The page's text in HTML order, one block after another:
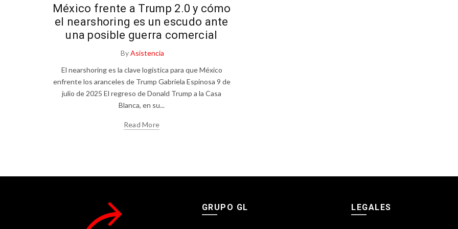
México frente a Trump 2.0 y cómo
el nearshoring es un escudo ante
una posible guerra comercial
ByAsistencia
El nearshoring es la clave logística para que México
enfrente los aranceles de Trump Gabriela Espinosa 9 de
julio de 2025 El regreso de Donald Trump a la Casa
Blanca, en su...
Read More
GRUPO GL LEGALES